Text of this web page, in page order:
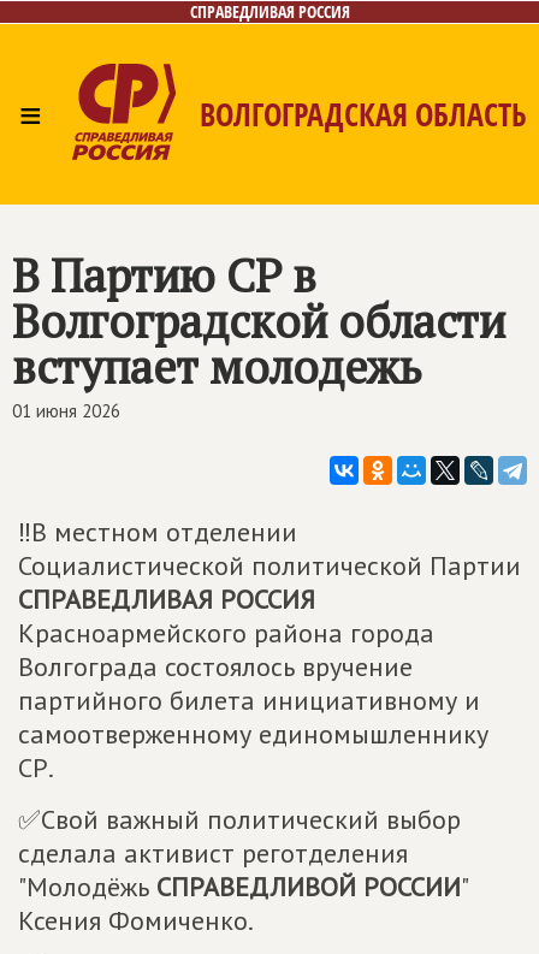
СПРАВЕДЛИВАЯ РОССИЯ
≡ ВОЛГОГРАДСКАЯ ОБЛАСТЬ
Контакты
В Партию СР в
Волгоградской области
вступает молодежь
01 июня 2026
‼В местном отделении
Социалистической политической Партии
СПРАВЕДЛИВАЯ РОССИЯ
Красноармейского района города
Волгограда состоялось вручение
партийного билета инициативному и
самоотверженному единомышленнику
СР.
✅Свой важный политический выбор
сделала активист реготделения
"Молодёжь СПРАВЕДЛИВОЙ РОССИИ"
Ксения Фомиченко.